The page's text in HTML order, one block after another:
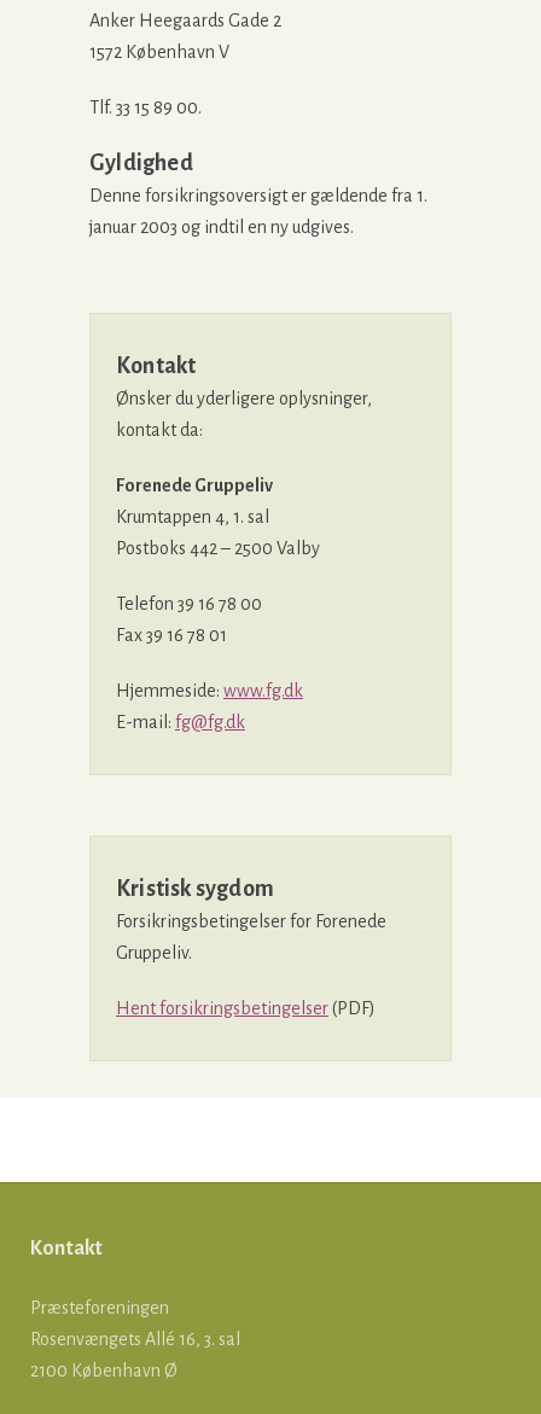
Anker Heegaards Gade 2
1572 København V
Tlf. 33 15 89 00.
Gyldighed
Denne forsikringsoversigt er gældende fra 1.
januar 2003 og indtil en ny udgives.
Kontakt
Ønsker du yderligere oplysninger,
kontakt da:
Forenede Gruppeliv
Krumtappen 4, 1. sal
Postboks 442 – 2500 Valby
Telefon 39 16 78 00
Fax 39 16 78 01
Hjemmeside: www.fg.dk
E-mail: fg@fg.dk
Kristisk sygdom
Forsikringsbetingelser for Forenede
Gruppeliv.
Hent forsikringsbetingelser(PDF)
Kontakt
Præsteforeningen
Rosenvængets Allé 16, 3. sal
2100 København Ø